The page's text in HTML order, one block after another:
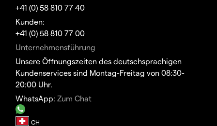
+41 (0) 58 810 77 40
Kunden:
+41 (0) 58 810 77 00
Unternehmensführung
Unsere Öffnungszeiten des deutschsprachigen
Kundenservices sind Montag-Freitag von 08:30-
20:00 Uhr.
WhatsApp: Zum Chat